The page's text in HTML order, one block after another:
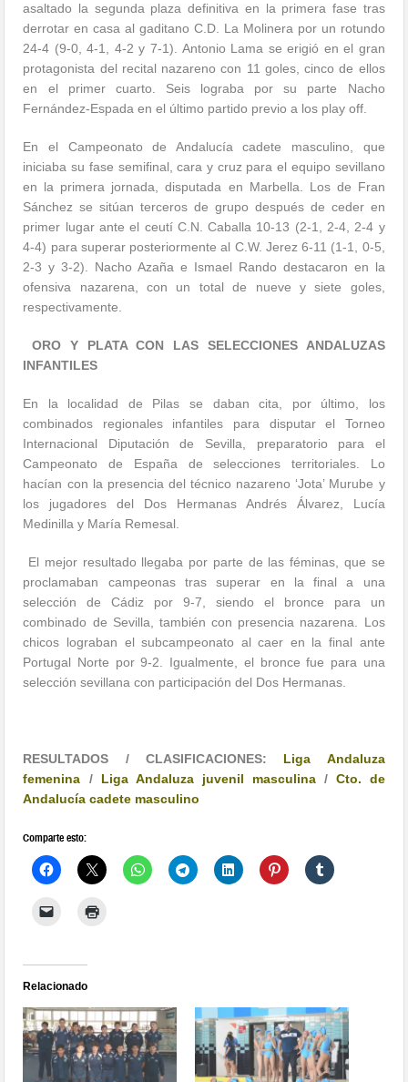
asaltado la segunda plaza definitiva en la primera fase tras
derrotar en casa al gaditano C.D. La Molinera por un rotundo
24-4 (9-0, 4-1, 4-2 y 7-1). Antonio Lama se erigió en el gran
protagonista del recital nazareno con 11 goles, cinco de ellos
en el primer cuarto. Seis lograba por su parte Nacho
Fernández-Espada en el último partido previo a los play off.
En el Campeonato de Andalucía cadete masculino, que
iniciaba su fase semifinal, cara y cruz para el equipo sevillano
en la primera jornada, disputada en Marbella. Los de Fran
Sánchez se sitúan terceros de grupo después de ceder en
primer lugar ante el ceutí C.N. Caballa 10-13 (2-1, 2-4, 2-4 y
4-4) para superar posteriormente al C.W. Jerez 6-11 (1-1, 0-5,
2-3 y 3-2). Nacho Azaña e Ismael Rando destacaron en la
ofensiva nazarena, con un total de nueve y siete goles,
respectivamente.
ORO Y PLATA CON LAS SELECCIONES ANDALUZAS
INFANTILES
En la localidad de Pilas se daban cita, por último, los
combinados regionales infantiles para disputar el Torneo
Internacional Diputación de Sevilla, preparatorio para el
Campeonato de España de selecciones territoriales. Lo
hacían con la presencia del técnico nazareno ‘Jota’ Murube y
los jugadores del Dos Hermanas Andrés Álvarez, Lucía
Medinilla y María Remesal.
El mejor resultado llegaba por parte de las féminas, que se
proclamaban campeonas tras superar en la final a una
selección de Cádiz por 9-7, siendo el bronce para un
combinado de Sevilla, también con presencia nazarena. Los
chicos lograban el subcampeonato al caer en la final ante
Portugal Norte por 9-2. Igualmente, el bronce fue para una
selección sevillana con participación del Dos Hermanas.
RESULTADOS / CLASIFICACIONES: Liga Andaluza
femenina
/ Liga Andaluza juvenil masculina/ Cto. de
Andalucía cadete masculino
Comparte esto:
Relacionado